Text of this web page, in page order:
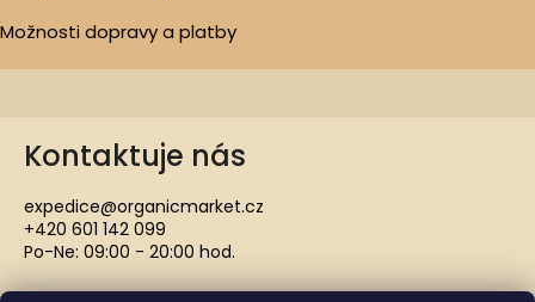
Možnosti dopravy a platby
Kontaktuje nás
expedice@organicmarket.cz
+420 601 142 099
Po-Ne: 09:00 - 20:00 hod.